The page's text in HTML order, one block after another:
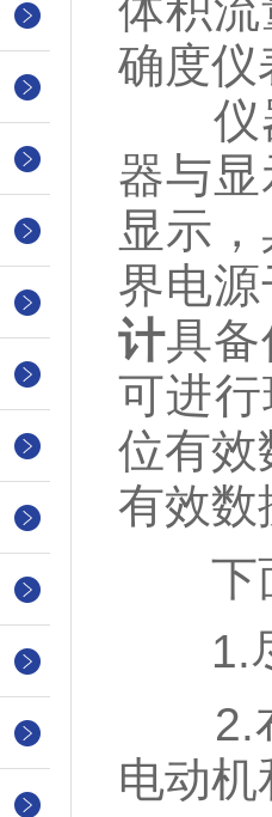
确度仪
仪器
器与
显示
界电
计具
可进
位有效
有效数
下面
1.尽
2.布
电动